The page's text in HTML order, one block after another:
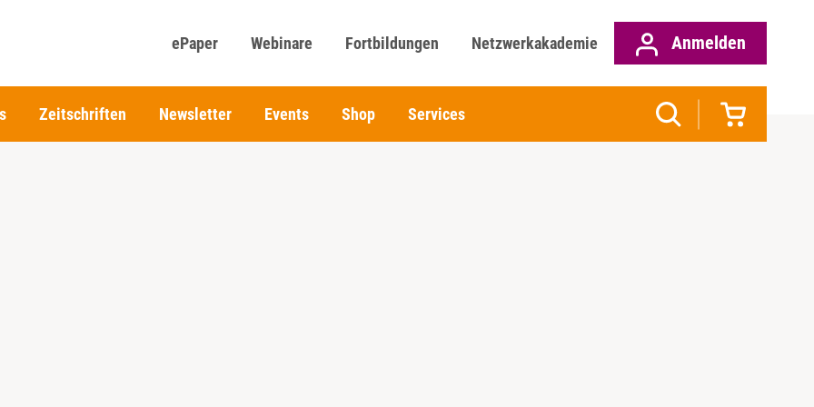
ePaper Webinare Fortbildungen Netzwerkakademie Anmelden
Zeitschriften Newsletter Events Shop Services